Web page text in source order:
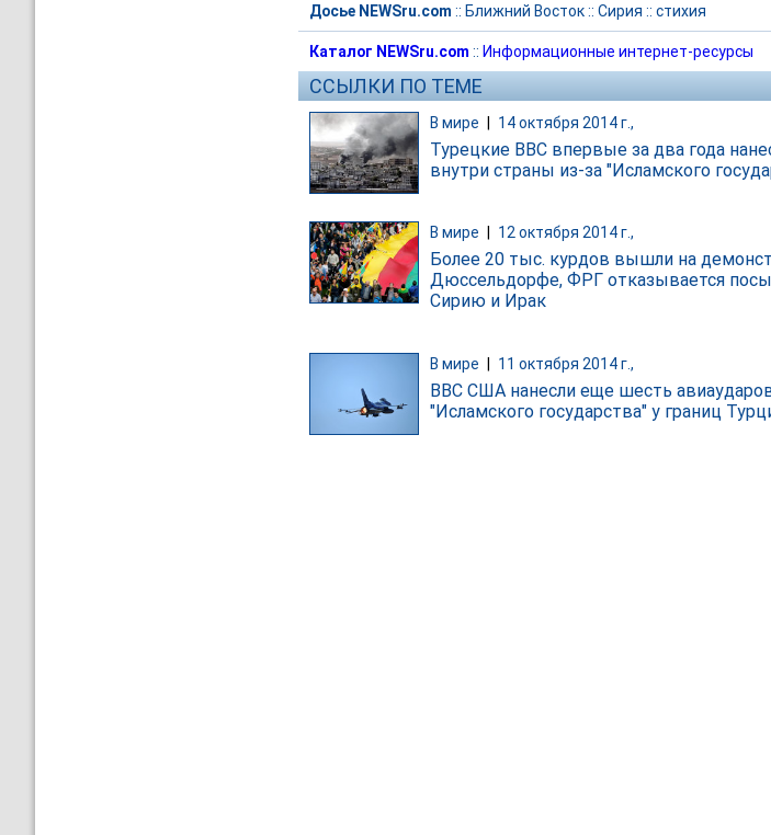
Досье NEWSru.com :: Ближний Восток:: Сирия :: стихия
Каталог NEWSru.com :: Информационные интернет-ресурсы
ССЫЛКИ ПО ТЕМЕ
В мире 14 октября 2014 г.,
Турецкие ВВС впервые за два года
внутри страны из-за "Исламского
В мире 12 октября 2014 г.,
Более 20 тыс. курдов вышли на
Дюссельдорфе, ФРГ отказывается
Сирию и Ирак
В мире | 11 октября 2014 г.,
ВВС США нанесли еще шесть
"Исламского государства" у границ